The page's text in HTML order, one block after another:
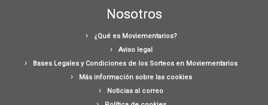
Nosotros
¿Qué es Moviementarios?
Aviso legal
Bases Legales y Condiciones de los Sorteos en Moviementarios
Más información sobre las cookies
Noticias al correo